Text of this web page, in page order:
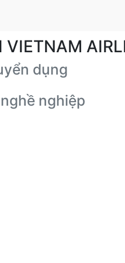
dụng
nghiệp